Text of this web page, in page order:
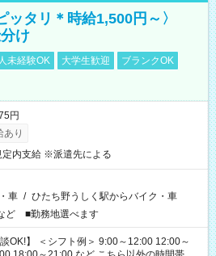
ッタリ＊時給1,500円～〉
け
未経験OK 大学生歓迎
ブランクOK
円
あり
定内支給 ※派遣先による
車 / ひたち野うしく駅からバイク・車
ど ■勤務地選べます
～12:00 12:00～